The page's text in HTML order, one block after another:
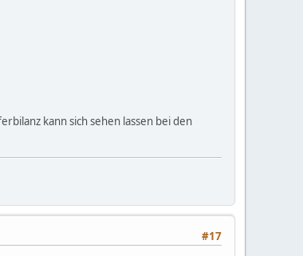
kann sich sehen lassen bei den
#17